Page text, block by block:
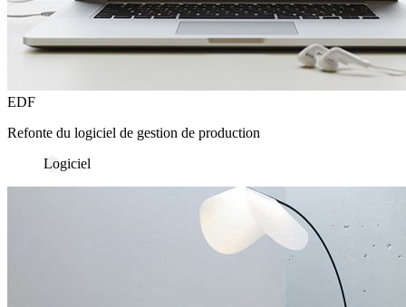
EDF
Refonte du logiciel de gestion de production
Logiciel